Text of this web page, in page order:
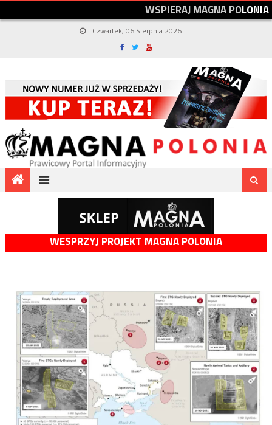
WSPIERAJMAGNAPOLONIA
Czwartek, 06 Sierpnia 2026
WESPRZYJ PROJEKT MAGNA POLONIA